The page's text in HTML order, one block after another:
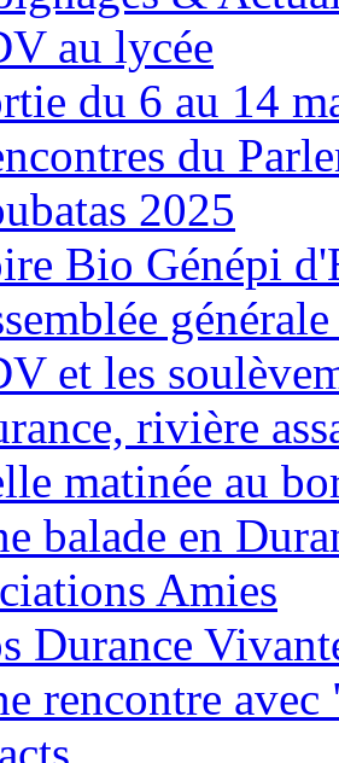
au lycée
du 6 au 14
du
2025
Bio Génépi
et les
rivière
matinée au
balade en
Amies
Durance
rencontre